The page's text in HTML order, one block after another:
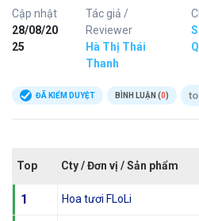
Cập nhật
28/08/20
25
Tác giả /
Reviewer
Hà Thị Thái
Thanh
ĐÃ KIỂM DUYỆT BÌNH LUẬN (0)
Top Cty / Đơn vị / Sản phẩm
1 Hoa tươi FLoLi